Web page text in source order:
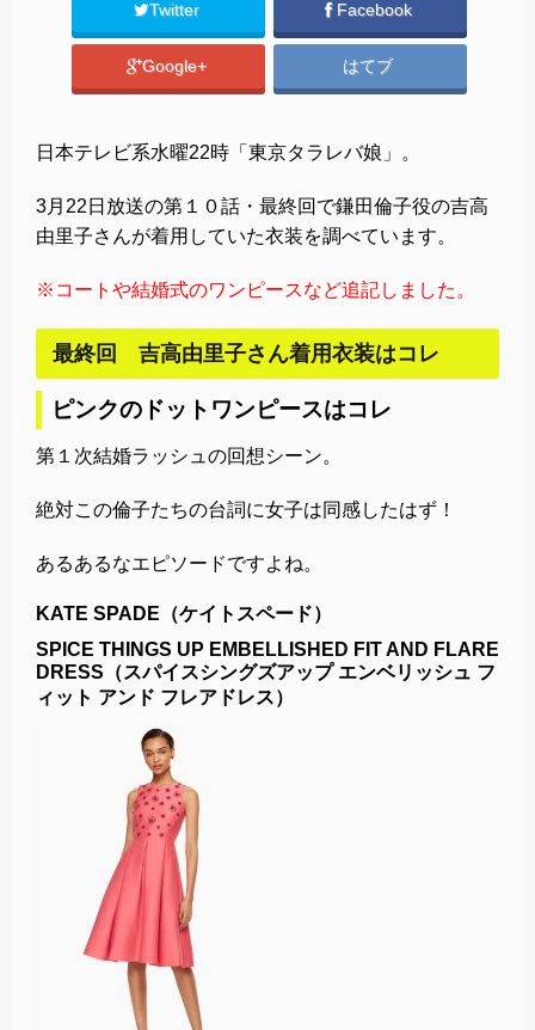
Twitter Facebook
Google+ はてブ
日本テレビ系水曜22時「東京タラレバ娘」。
3月22日放送の第１０話・最終回で鎌田倫子役の吉高
由里子さんが着用していた衣装を調べています。
※コートや結婚式のワンピースなど追記しました。
最終回 吉高由里子さん着用衣装はコレ
ピンクのドットワンピースはコレ
第１次結婚ラッシュの回想シーン。
絶対この倫子たちの台詞に女子は同感したはず！
あるあるなエピソードですよね。
KATE SPADE（ケイトスペード）
SPICE THINGS UP EMBELLISHED FIT AND FLARE
DRESS（スパイスシングズアップ エンベリッシュ フ
ィット アンド フレアドレス）